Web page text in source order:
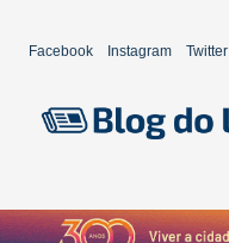
Facebook Instagram Twitter